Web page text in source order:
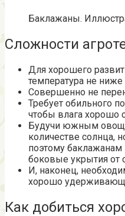
Баклажаны.
Сложности
Для хорошего
температура не ниже
Совершенно не
Требует обильного
чтобы влага хорошо
Будучи южным
количестве солнца,
поэтому баклажанам
боковые укрытия от
И, наконец,
хорошо
Как добиться